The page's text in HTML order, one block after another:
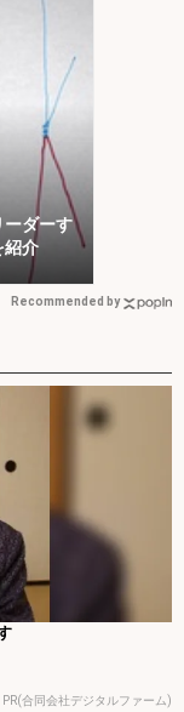
ーダーす
紹介
Recommended by
PR(合同会社デジタルファーム)